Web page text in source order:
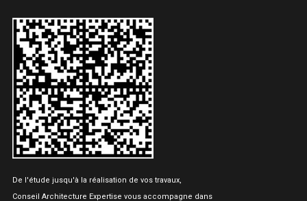
De l'étude jusqu'à la réalisation de vos travaux,
Conseil Architecture Expertise vous accompagne dans